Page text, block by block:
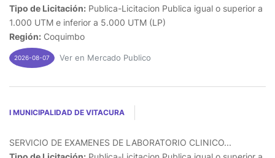
Tipo de Licitación: Publica-Licitacion Publica igual o superior a
1.000 UTM e inferior a 5.000 UTM (LP)
Región: Coquimbo
2026-08-07 Ver en Mercado Publico
I MUNICIPALIDAD DE VITACURA
SERVICIO DE EXAMENES DE LABORATORIO CLINICO...